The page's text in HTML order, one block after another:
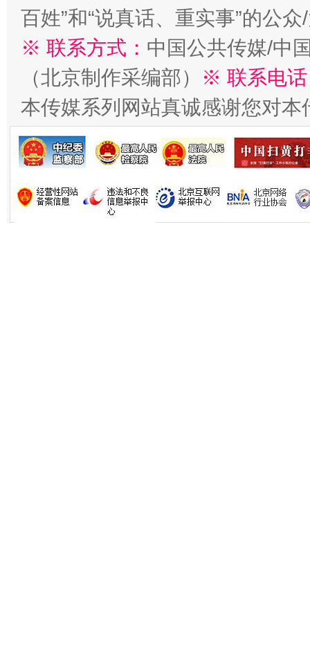
习近平的博鳌关键词
魏明亮
百姓”和“说真话、重实事”的公
※ 联系方式： 中国公共传媒/中
（北京制作采编部）
※ 联系电
本传媒系列网站真诚感谢您对